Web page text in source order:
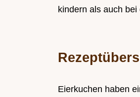
kindern als auch
Eierkuchen haben